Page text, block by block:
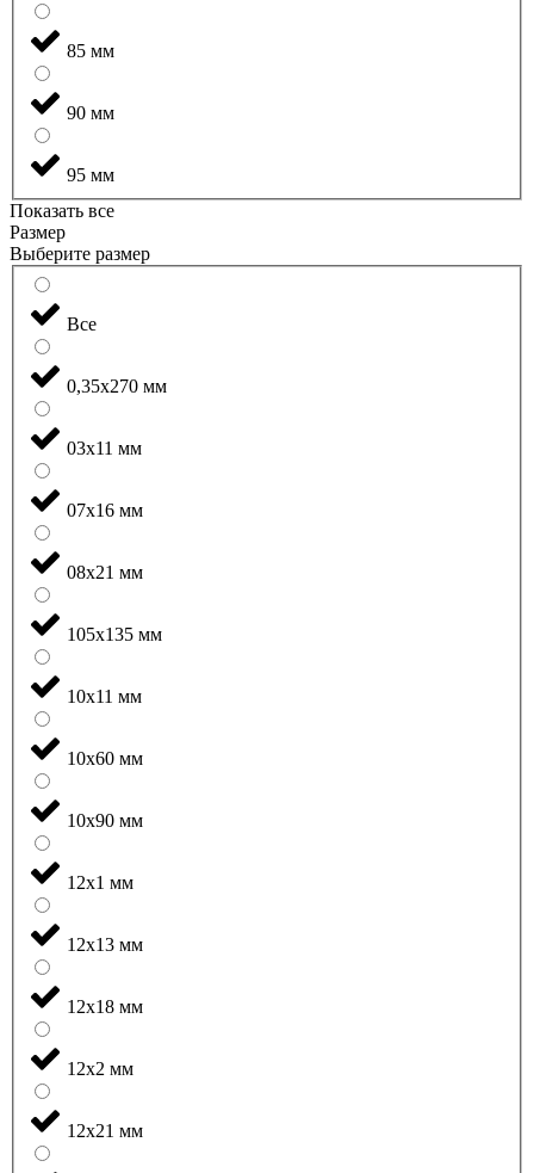
85 мм
90 мм
95 мм
Показать все
Размер
Выберите размер
Все
0,35x270 мм
03x11 мм
07x16 мм
08x21 мм
105x135 мм
10x11 мм
10x60 мм
10x90 мм
12x1 мм
12x13 мм
12x18 мм
12x2 мм
12x21 мм